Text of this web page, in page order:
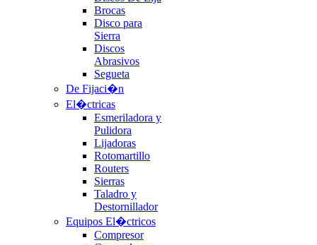
Brocas
Disco para
Sierra
Discos
Abrasivos
Segueta
De Fijaci�n
El�ctricas
Esmeriladora y
Pulidora
Lijadoras
Rotomartillo
Routers
Sierras
Taladro y
Destornillador
Equipos El�ctricos
Compresor